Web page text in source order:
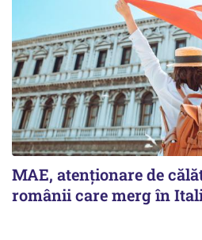
MAE, atenționare de
românii care merg în